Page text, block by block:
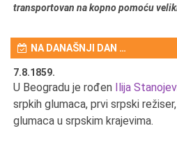
transportovan na kopno pomoću
NA DANAŠNJI DAN …
7.8.1859.
U Beogradu je rođen Ilija
srpkih glumaca, prvi srpski
glumaca u srpskim krajevima.